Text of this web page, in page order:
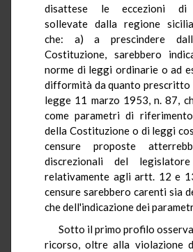
disattese le eccezioni di
sollevate dalla regione
che: a) a prescindere
Costituzione, sarebbero
norme di leggi ordinarie o ad
difformità da quanto prescritto
legge 11 marzo 1953, n. 87,
come parametri di
della Costituzione o di leggi
censure proposte
discrezionali del
relativamente agli artt. 12 e
censure sarebbero carenti sia
che dell'indicazione dei
Sotto il primo profilo
ricorso, oltre alla violazione